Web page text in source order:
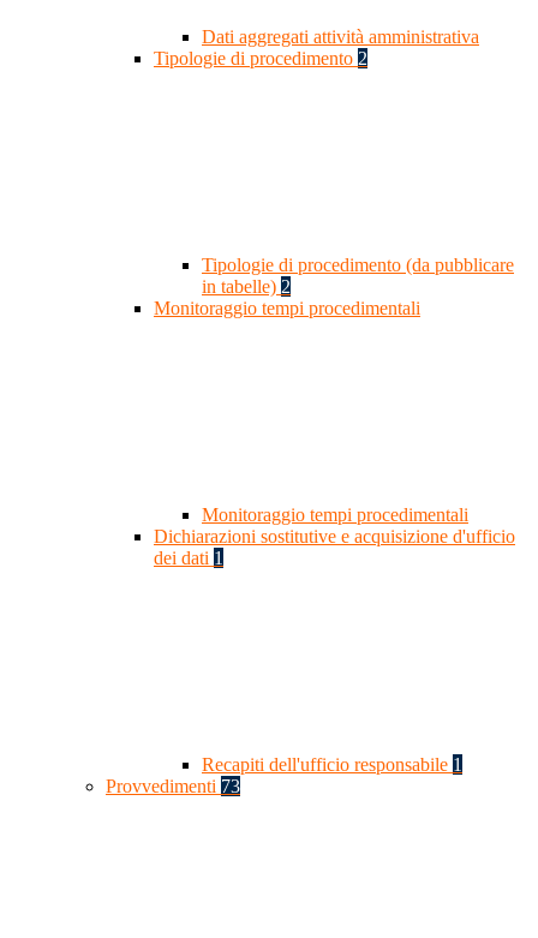
Dati aggregati attività amministrativa
Tipologie di procedimento 2
Tipologie di procedimento (da pubblicare
in tabelle) 2
Monitoraggio tempi procedimentali
Monitoraggio tempi procedimentali
Dichiarazioni sostitutive e acquisizione d'ufficio
dei dati 1
Recapiti dell'ufficio responsabile 1
Provvedimenti 73